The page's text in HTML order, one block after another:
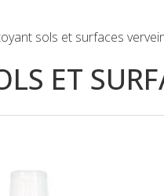
sols et surfaces
ET